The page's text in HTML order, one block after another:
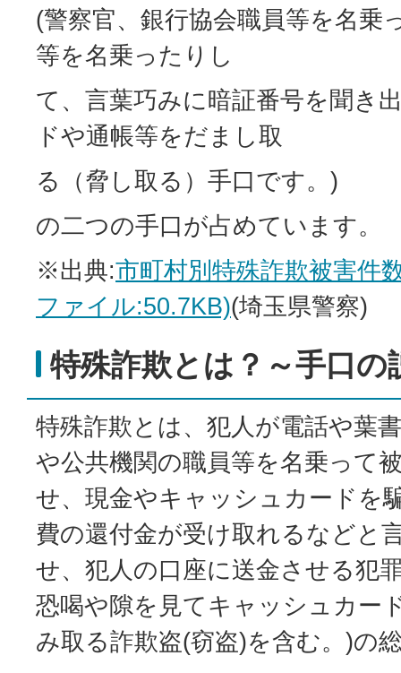
(警察官、銀行協会職員等を名乗
等を名乗ったりし
て、言葉巧みに暗証番号を聞き
ドや通帳等をだまし取
る（脅し取る）手口です。)
の二つの手口が占めています。
※出典:市町村別特殊詐欺被害件
ファイル:50.7KB)(埼玉県警察)
特殊詐欺とは？～手口の
特殊詐欺とは、犯人が電話や葉
や公共機関の職員等を名乗って
せ、現金やキャッシュカードを
費の還付金が受け取れるなどと
せ、犯人の口座に送金させる犯
恐喝や隙を見てキャッシュカー
み取る詐欺盗(窃盗)を含む。)の